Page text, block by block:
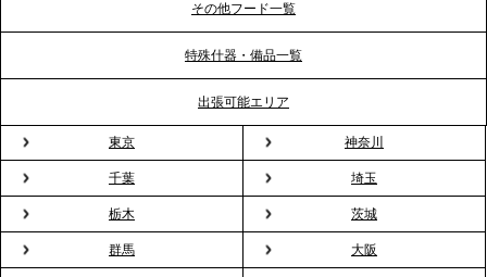
TBS「Nスタ」で、2ndTable「1DISH」の花見オー
ドブルが紹介されました
2026.3.23
プレスリリースのご案内｜入社式の“そのまま懇親
会”が企業で広がる。 新入社員の交流を支える『オフ
ィスケータリング』という新しい活用法
その他フード一覧
特殊什器・備品一覧
出張可能エリア
東京 神奈川
千葉 埼玉
栃木 茨城
群馬 大阪